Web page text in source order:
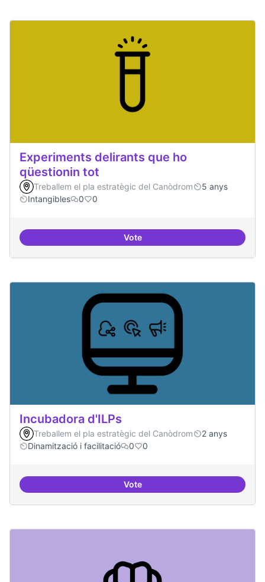
Experiments delirants que ho
qüestionin tot
Treballem el pla estratègic del Canòdrom
5 anys
Intangibles
0 0
VoteExperiments delirants que ho
Incubadora d'ILPs
Treballem el pla estratègic del Canòdrom
2 anys
Dinamització i facilitació
0 0
VoteIncubadora d'ILPs